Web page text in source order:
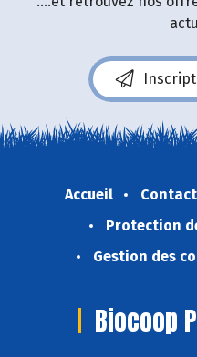
Accueil Contact
Protection
Gestion des
Biocoop